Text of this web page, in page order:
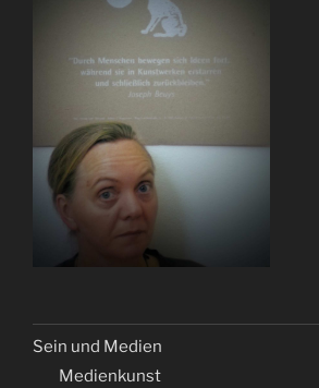
Sein und Medien
Medienkunst